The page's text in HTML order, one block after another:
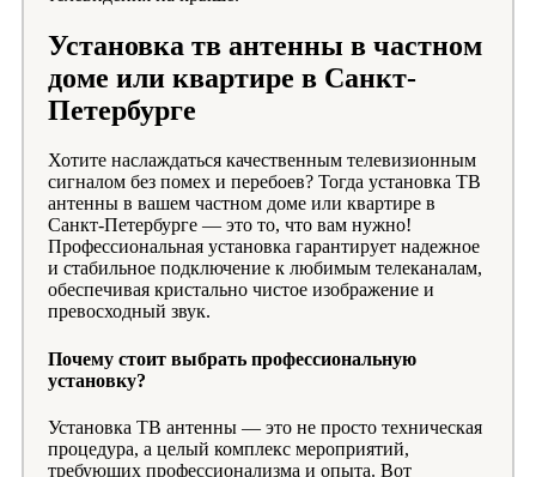
Установка тв антенны в частном
доме или квартире в Санкт-
Петербурге
Хотите наслаждаться качественным телевизионным
сигналом без помех и перебоев? Тогда установка ТВ
антенны в вашем частном доме или квартире в
Санкт-Петербурге — это то, что вам нужно!
Профессиональная установка гарантирует надежное
и стабильное подключение к любимым телеканалам,
обеспечивая кристально чистое изображение и
превосходный звук.
Почему стоит выбрать профессиональную
установку?
Установка ТВ антенны — это не просто техническая
процедура, а целый комплекс мероприятий,
требующих профессионализма и опыта. Вот